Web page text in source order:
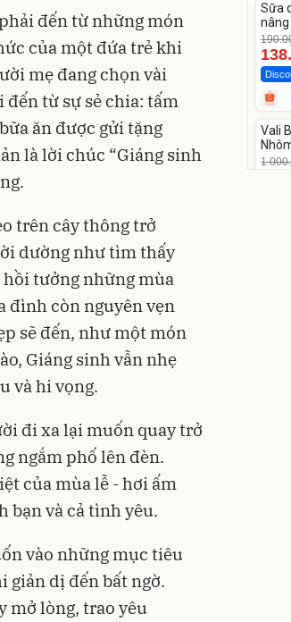
đến từ những món
của một đứa trẻ khi
mẹ đang chọn vài
từ sự sẻ chia: tấm
ăn được gửi tặng
là lời chúc “Giáng sinh
trên cây thông trở
dường như tìm thấy
tưởng những mùa
đình còn nguyên vẹn
sẽ đến, như một món
Giáng sinh vẫn nhẹ
và hi vọng.
đi xa lại muốn quay trở
ngắm phố lên đèn.
của mùa lễ - hơi ấm
và cả tình yêu.
vào những mục tiêu
giản dị đến bất ngờ.
mở lòng, trao yêu
-27%
Sữa
-17%
Vali
20/